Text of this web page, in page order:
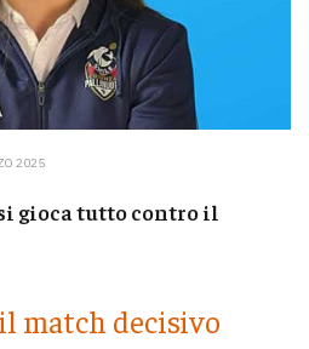
2025
gioca tutto contro il
match decisivo